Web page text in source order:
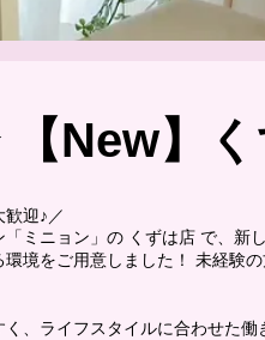
【New】
迎♪／
ミニョン」の くずは店 で、新
境をご用意しました！ 未経験
、ライフスタイルに合わせた働